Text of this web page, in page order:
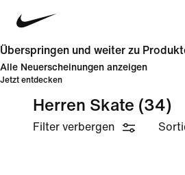
Überspringen und weiter zu
Alle Neuerscheinungen anzeigen
Jetzt entdecken
Herren Skate (34)
Filter verbergen